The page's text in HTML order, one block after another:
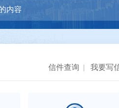
信件查询 | 我要写